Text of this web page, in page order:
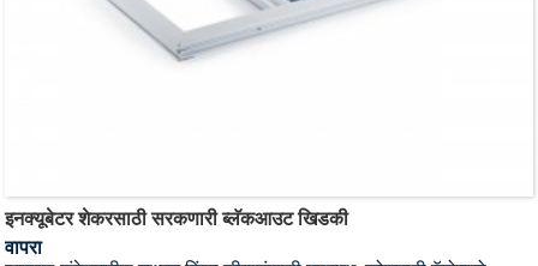
इनक्यूबेटर शेकरसाठी सरकणारी ब्लॅकआउट खिडकी
वापरा